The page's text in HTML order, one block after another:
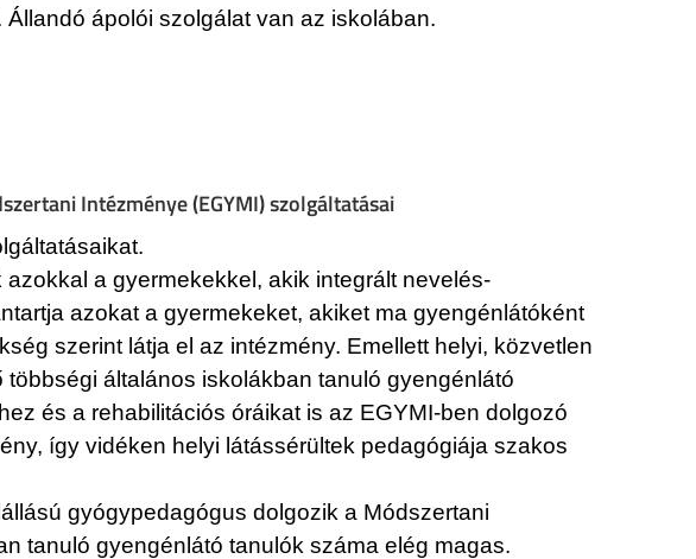
ápolói szolgálat van az iskolában.
Intézménye (EGYMI) szolgáltatásai
a gyermekekkel, akik integrált nevelés-
azokat a gyermekeket, akiket ma gyengénlátóként
szerint látja el az intézmény. Emellett helyi, közvetlen
általános iskolákban tanuló gyengénlátó
és a rehabilitációs óráikat is az EGYMI-ben dolgozó
így vidéken helyi látássérültek pedagógiája szakos
gyógypedagógus dolgozik a Módszertani
tanuló gyengénlátó tanulók száma elég magas.